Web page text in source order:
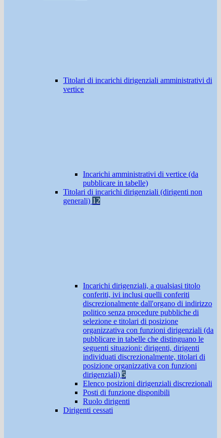
Titolari di incarichi dirigenziali amministrativi di
vertice
Incarichi amministrativi di vertice (da
pubblicare in tabelle)
Titolari di incarichi dirigenziali (dirigenti non
generali) 12
Incarichi dirigenziali, a qualsiasi titolo
conferiti, ivi inclusi quelli conferiti
discrezionalmente dall'organo di indirizzo
politico senza procedure pubbliche di
selezione e titolari di posizione
organizzativa con funzioni dirigenziali (da
pubblicare in tabelle che distinguano le
seguenti situazioni: dirigenti, dirigenti
individuati discrezionalmente, titolari di
posizione organizzativa con funzioni
dirigenziali) 5
Elenco posizioni dirigenziali discrezionali
Posti di funzione disponibili
Ruolo dirigenti
Dirigenti cessati